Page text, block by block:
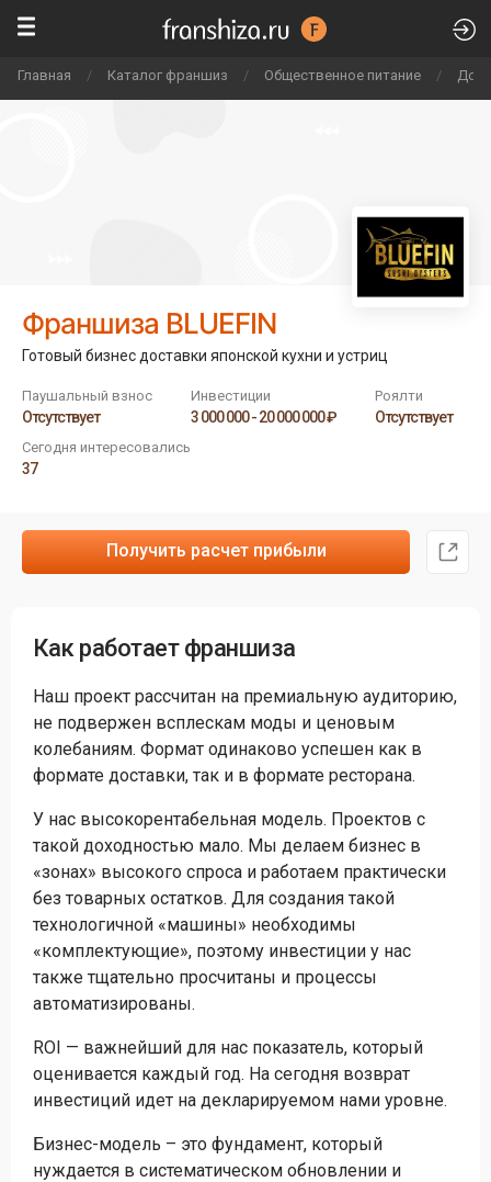
Главная / Каталог франшиз / Общественное питание /
Франшиза BLUEFIN
Готовый бизнес доставки японской кухни и устриц
Паушальный взнос
Отсутствует
Инвестиции
3 000 000 - 20 000 000 ₽
Роялти
Отсутствует
Сегодня интересовались
37
Получить расчет прибыли
Как работает франшиза
Наш проект рассчитан на премиальную аудиторию,
не подвержен всплескам моды и ценовым
колебаниям. Формат одинаково успешен как в
формате доставки, так и в формате ресторана.
У нас высокорентабельная модель. Проектов с
такой доходностью мало. Мы делаем бизнес в
«зонах» высокого спроса и работаем практически
без товарных остатков. Для создания такой
технологичной «машины» необходимы
«комплектующие», поэтому инвестиции у нас
также тщательно просчитаны и процессы
автоматизированы.
ROI — важнейший для нас показатель, который
оценивается каждый год. На сегодня возврат
инвестиций идет на декларируемом нами уровне.
Бизнес-модель – это фундамент, который
нуждается в систематическом обновлении и